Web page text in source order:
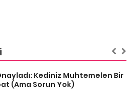
Kediniz Muhtemelen Bir
(Ama Sorun Yok)